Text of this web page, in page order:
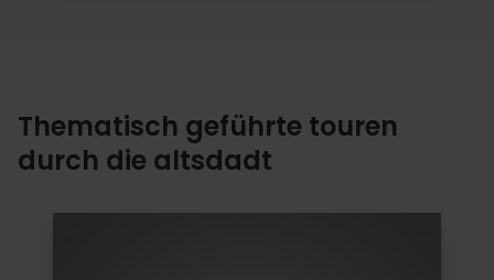
Thematisch geführte touren
durch die altsdadt